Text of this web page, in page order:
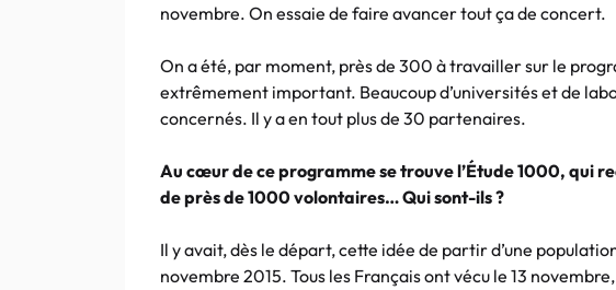
novembre. On essaie de faire avancer tout ça de concert.
On a été, par moment, près de 300 à travailler sur le
extrêmement important. Beaucoup d’universités et de
concernés. Il y a en tout plus de 30 partenaires.
Au cœur de ce programme se trouve l’Étude 1000, qui
de près de 1000 volontaires… Qui sont-ils ?
Il y avait, dès le départ, cette idée de partir d’une
novembre 2015. Tous les Français ont vécu le 13